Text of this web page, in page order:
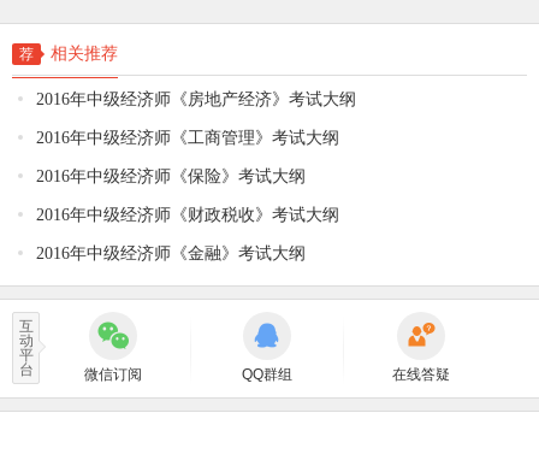
荐 相关推荐
2016年中级经济师《房地产经济》考试大纲
2016年中级经济师《工商管理》考试大纲
2016年中级经济师《保险》考试大纲
2016年中级经济师《财政税收》考试大纲
2016年中级经济师《金融》考试大纲
互
动
平
台
微信订阅 QQ群组 在线答疑